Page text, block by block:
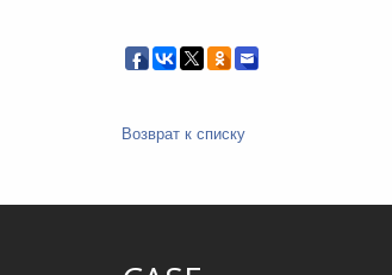
Возврат к списку